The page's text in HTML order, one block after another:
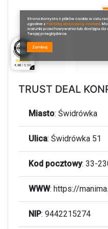
TRUST DEAL
Miasto: Świdrówka
Ulica: Świdrówka 51
Kod pocztowy: 33-
WWW: https://
NIP: 9442215274